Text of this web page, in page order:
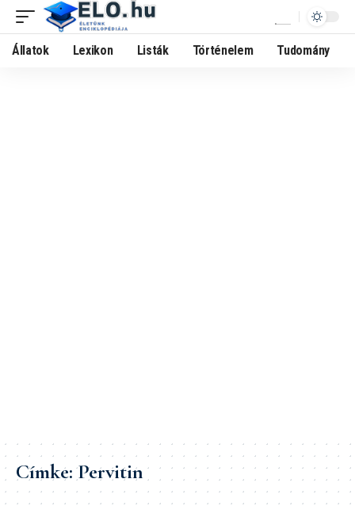
Állatok Lexikon Listák Történelem Tudomány
Címke:Pervitin